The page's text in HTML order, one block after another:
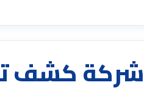
شركة كشف